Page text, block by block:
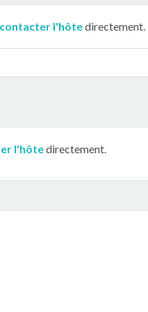
contacter l'hôtedirectement.
l'hôtedirectement.